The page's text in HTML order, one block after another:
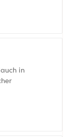
in